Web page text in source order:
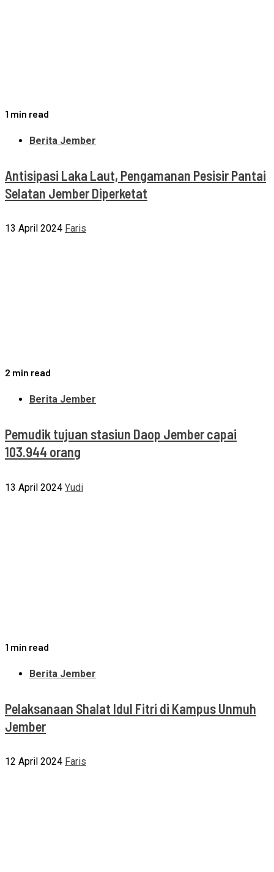
1 min read
Berita Jember
Antisipasi Laka Laut, Pengamanan Pesisir Pantai
Selatan Jember Diperketat
13 April 2024 Faris
2 min read
Berita Jember
Pemudik tujuan stasiun Daop Jember capai
103.944 orang
13 April 2024 Yudi
1 min read
Berita Jember
Pelaksanaan Shalat Idul Fitri di Kampus Unmuh
Jember
12 April 2024 Faris